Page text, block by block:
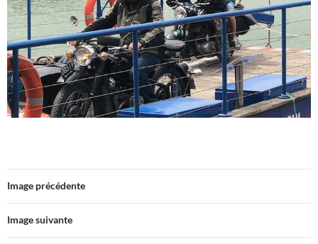
Image précédente
Image suivante